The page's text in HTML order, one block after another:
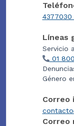
4377030
Líneas
Servicio
01
Género
Correo
Correo